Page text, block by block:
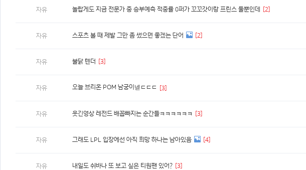
자유 놀랍게도 지금 전문가 중 승부예측 적중률 0퍼가 꼬꼬갓이랑 프린스 둘뿐인데 [2]
자유 스포츠 볼 때 제발 그만 좀 썼으면 좋겠는 단어 [2]
자유 불닭 텐더 [3]
자유 오늘 브리온 POM 남궁이넫ㄷㄷㄷ [3]
자유 웃긴영상 레전드 배꼽빠지는 순간들ㅋㅋㅋㅋㅋㅋ [3]
자유 그래도 LPL 입장에선 아직 희망 하나는 남아있음 [4]
자유 내일도 쉬바나 또 보고 싶은 티원팬 있어? [3]